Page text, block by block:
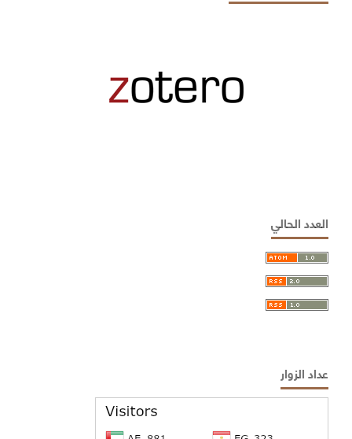
العدد الحالي
عداد الزوار